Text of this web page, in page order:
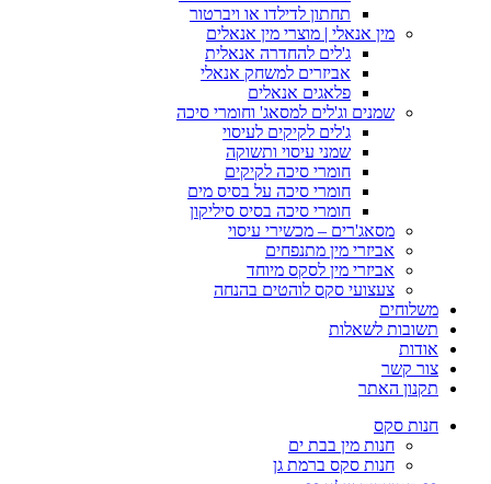
תחתון לדילדו או ויברטור
מין אנאלי | מוצרי מין אנאלים
ג'לים להחדרה אנאלית
אביזרים למשחק אנאלי
פלאגים אנאלים
שמנים וג'לים למסאג' וחומרי סיכה
ג'לים לקיקים לעיסוי
שמני עיסוי ותשוקה
חומרי סיכה לקיקים
חומרי סיכה על בסיס מים
חומרי סיכה בסיס סיליקון
מסאג'רים – מכשירי עיסוי
אביזרי מין מתנפחים
אביזרי מין לסקס מיוחד
צעצועי סקס לוהטים בהנחה
משלוחים
תשובות לשאלות
אודות
צור קשר
תקנון האתר
חנות סקס
חנות מין בבת ים
חנות סקס ברמת גן